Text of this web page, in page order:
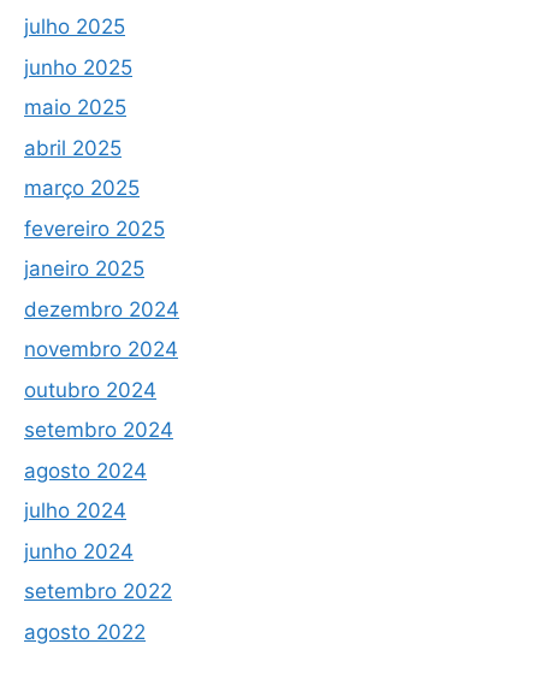
julho 2025
junho 2025
maio 2025
abril 2025
março 2025
fevereiro 2025
janeiro 2025
dezembro 2024
novembro 2024
outubro 2024
setembro 2024
agosto 2024
julho 2024
junho 2024
setembro 2022
agosto 2022